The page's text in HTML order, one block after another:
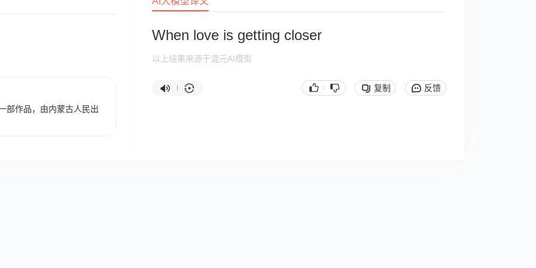
部作品，由内蒙古人民出
When love is getting closer
以上结果来源于混元AI模型
复制 反馈